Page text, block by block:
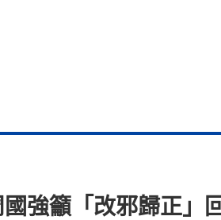
強籲「改邪歸正」